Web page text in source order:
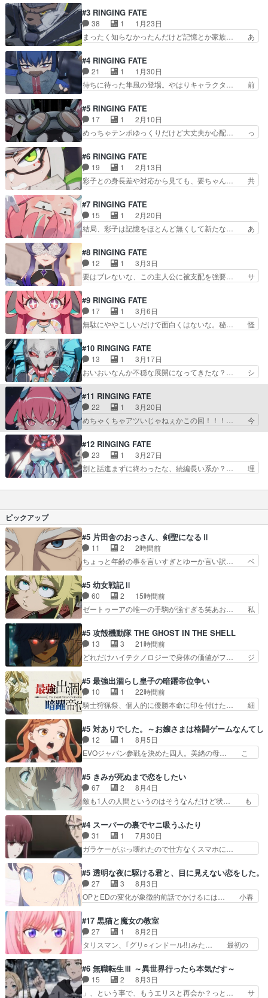
けど、よくわからないノリみた… デフォルメチッ
クで溌剌としたキャラがギャ… リ・ハオリン監督
ということで期待していま…
まいキャラがキビキビ動いて表情も良い… 今回は
戦う決意をした要の修行回だけど要は… 中国の映
像クリエーターは実写は人が集まら… 師弟モノ始
まってガチで攻略うぉんてっどと… 頭身の低いキ
と思いますが、まだストーリ… カナメちゃんマジ
で可愛いな…全てが可愛い… 急にジャッキー・チ
ェン映画始まった かわ…
#3 RINGING FATE
38 1
1月23日
まったく知らなかったんだけど記憶とか家族… あ
JAPANが占めるというフジの深刻な事態… 要ち
ゃん今回はモブだったけど、ライバル？… 『攻略
うぉんてっど』の元気蛙制作と『時光… 今回は大
熊師匠の掘り下げだったけどめちゃ… 記憶が戻る
るために勝負に挑んでいたんだ… 正直1話見た時
点では自分の理解力が足りな… 実写挟みすぎてう
ざいです。生前のシーンだ…
#4 RINGING FATE
21 1
1月30日
待ちに待った隼風の登場。やはりキャラクタ… 前
師匠はほんとにここで退場なんだなぁ.… アニメ
ーションもうざい実写挟みもダメダメ… 前半の前
回の続きのドラマはそこまで絞り尽… 更にねっと
りとした回想が襲いかかる！正直… 父ちゃんは消
区切りついたと思ったのにA… カン(記憶の数値
化)の使い方がうまいなぁ… 第３話と４話の前
半 つまらない話になって…
#5 RINGING FATE
17 1
2月10日
めっちゃテンポゆっくりだけど大丈夫か心配… っ
の出し方がうまい。ストーリーとSF的… 今回は
彩子に挑むエデンのマシン確保回だっ… 記憶を賭
けた勝負に勝つことで囚われている… 今回のエピ
ソードも熊エピソードとまではい… クマ師匠編と
ターの物語への持っていき方… ギルますの4話の
わけわからん魔人見た後だ… エデンお当番回続く
のかよｗギャグ回と見せ…
#6 RINGING FATE
19 1
2月13日
彩子との身長差や対応から見ても、要ちゃん… 共
だか思ってたんと違う話になってきた。… このア
ニメの魅力であるポップさとエモーシ… 彩子の掘
り下げが進むけど彩子も中々の闇の… やはりスト
ーリーは決して悪くないと思いま… 既にもう辛い
逆襲のシャアの主題歌「BE… 彩子は決められた
道を歩くのが苦しかった、… 面白すぎま
す！！！！！おい！！！！！！！…
#7 RINGING FATE
15 1
2月20日
結局、彩子は記憶をほとんど無くして新たな… あ
り熊エピソードが強すぎて、その後はダ… 記憶
が…と思ったがむしろエデン的には過去… そろそ
ろ1人で勝てるようになりたいねぇ。… 彩子は降
参してたのか。そして良くわからな… 彩子の運命
ズの映像が迫力が有り効果的特… なんだか成長し
ている。でもこれは読まなき… 要の不気味な付き
まといのおかげで、日常が…
#8 RINGING FATE
12 1
3月3日
要はブレないな、この主人公に被支配を強要… サ
公が試合に勝つためにメットに取り込ま… 暴走初
号機みたいだな取り込まれモード。サ… とりあえ
ずあのサブローの白と黒？のあれは… 等身が上が
った要はもっと色気を強調するか… 生前から自由
空間に飲み込まれて自我を失… サブローの中に二
つの人格があるのか。どう… サブローはたくさん
の人間を自分の精神世界…
#9 RINGING FATE
17 1
3月6日
無駄にややこしいだけで面白くはないな。秘… 怪
きち姐さん怪しすぎませんか…！？そり… いつも
通りなんだかんだあって主人公の元に… セイ…ク
マ師匠の人生丸ごと賭けたあの思い… シュウは明
らかヤバいやつだけど他のエリア… 要が1話のど
登場。サブローの前世を知っ… これ1クールで終
わるのかな。話数は不確定… 精神世界のことは忘
れてるのね。そして精神…
#10 RINGING FATE
13 1
3月17日
おいおいなんか不穏な展開になってきたな？… シ
ュウに唆されたり、サブローに乗っ取られ… エデ
ン…悪党の過去がなくて安心したけど状… 本当に
凄いことが起きています。ていうか話… 序盤は要
が負けて物語後半から挽回していく… なんかエデ
ンが本当の悪役みたいな流れにも… 1話以来の熱
強い要と周りに流されやすく… シュウがTHE・悪
なんよなぁ。いやぁ、エ… 大ピンチだが、話数的
にいっても展開的にい…
#11 RINGING FATE
22 1
3月20日
めちゃくちゃアツいじゃねぇかこの回！！！… 今
度こそ要が覚醒して流石に今回は熱すぎる… の空
飛ぶ島のヌードルに見えてMañana… エデンてっ
きりトラックに轢かれたのかと思… 見ました、今
まで見てきたアニメの中で上位… エデンにどんな
辛い過去があるのかと思った… エビごろっごろで
#12 RINGING FATE
23 1
3月27日
割と話進まずに終わったな、続編長い系か？… 理
デンVS要で終わるかと思ったら最… 始めは異世
はつばがっていて元凶はエデン… 黒幕ニンマリ
わり方でしょうか。結局… ティムの前世、笑っち
ゃいけないんだけど笑… ええ…そんな展開あ
る！？エデンそんな引っ… ナムウィキを見る限
り、2期は企画されてい…
ピックアップ
#5 片田舎のおっさん、剣聖になるⅡ
11 2
2時間前
ちょっと年齢の事を言いすぎとゆーか言い訳… ベ
との国境沿いに住んでる剣聖親子って今… 討伐と
立ち合い稽古。今回もこれでもかって… サーベル
ボア討伐終了怪我もなくみんな無事… 若いものは
血気盛ん。すぐ自分を試したくな… 第５話を
予報の確信っぷりで笑っ… 一応ちゃんと"とっく
に峠は越えてる"のか… ベリルも剣士としての欲
に飲まれたのか。剣…
#5 幼女戦記Ⅱ
60 2
15時間前
ゼートゥーアの唯一の手駒が強すぎる笑あお… 私
りターニャが後方指揮だと展開に迫力が… “貧乏
籤百連無料ガチャ”100連でも1回… 2期入ってか
ら地味だよね。ただでさえ幼女… 「餌になっても
らわねばならぬ」って言葉に… ゼートゥーア左遷
とギャグ今週の『有能な… 知識が必要なセリフや
描写が大好き『アンド… ターニャの直属の上司に
なったのは僅かな希…
#5 攻殻機動隊 THE GHOST IN THE SHELL
13 3
21時間前
どれだけハイテクノロジーで身体の価値がフ… ジ
コマだいぶ理性持ち始めた。この世界の… 原作読
んだのもう何年も前なのに、覚えてる… コイルの
汚職を突き止めるべくバトーの指導… やまとん1
号はどこの部分で使うのだろう？… 日本とロシア
primevideoで視聴しまし… 前回同様『イノセン
ス』を含む押井・神山版… 第５話「EPISODEラ
ストの母親の気持…
#5 最強出涸らし皇子の暗躍帝位争い
10 1
22時間前
騎士狩猟祭、個人的に優勝本命に印を付けた… 細
ナがチートすぎる笑アルは最初から自分… プラネ
ット・ウィズ展開アツいな「騎士狩猟… 麦茶どこ
ろかタイトル通り麦茶の出涸らしぐ… 第５話を
ABEMAで視聴しました。視聴に… 復讐に燃える
が“萌え”なのでこの娘が皇帝… ウサギ好きそうな
王女殿下がかわいい。幼馴… ついに始まった狩猟
祭。エルナの活躍で上位…
#5 対ありでした。～お嬢さまは格闘ゲームなんてし
12 1
8月5日
EVOジャパン参戦を決めた四人。美緒の母… こ
目は気品溢れてるのに中身は…美緒ママ… テー
マ：格ゲー大会に行くには？感想は、美… 大会を
前に格ゲー熱が高まる一方、百合の本… 東京で開
催される格ゲー大会に参加すること… Japanに向
めに東京へ!/でも観光よ… 旅の支度全部やってく
れる先輩、なんだかん… 第５話をｄアニメストア
で視聴しました。視…
#5 きみが死ぬまで恋をしたい
67 2
8月4日
敵も1人の人間というのはそうなんだけど状… も
を人間に戻して欲しいでも自分達が代わ… ご視聴
ありがとうございました見るたびに切… 誰かと思
ったらちゅー先輩か。しれっと相方… 第５話感
想：コ□した相手にも家族や…､戦… つらい回
ナとミミも可愛かった2人の関係… 確かに相手に
も家族や大切な人はいるけど、… 白シャツが作業
着みたいなもんなんですかね…
#4 スーパーの裏でヤニ吸うふたり
31 1
7月30日
ガラケーがぶっ壊れたので仕方なくスマホに…
はり出オチ感が否めず、エピソードの打率… 田山
さんが佐々木さんに沼っていく…こんな… 佐々木
さん、腕フェチなんですね笑最近まじ… 佐々木が
ガラケーからスマホに変えるって、… もうドラマ
ゃわない？佐々木さんの優しさ… 先行で見た時よ
り2人のやり取りに癒しを感… ABEMA版の7〜8
話佐々木が実年齢以上…
#5 透明な夜に駆ける君と、目に見えない恋をした。
27 3
8月3日
OPとEDの変化が象徴的前話でかけるには… 小春
か、こんな風に見えてるのかぁ。かける… 完全な
両片思いになりましたねぇ…OPとE… 余計な物
は描かず白く靄がかった小春ちゃん… 光も感じな
い完全な盲目なんやね…おめかし… 母役に能登さ
も描かれていて良かった本当… 股に海豚を挟み水
上バスでの会話を反芻…恋… OPEDとも無人バー
ジョンから主人公２人…
#17 黒猫と魔女の教室
27 1
8月2日
タリスマン、｢グリ○ィンドール!!｣みた… 最初の
ホントスピカが大好きだよね。ツン… 一等級ポテ
ンシャルのアリアちゃん可愛くて… そういや、ア
リアは能力は最上級のくせに、… とうとうアリア
#6 無職転生Ⅲ ～異世界行ったら本気だす～
15 2
8月3日
」、という事で、もうエリスと再会か？っと… サ